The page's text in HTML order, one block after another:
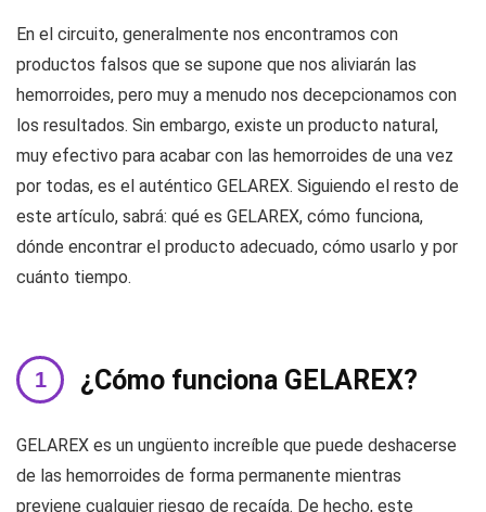
En el circuito, generalmente nos encontramos con
productos falsos que se supone que nos aliviarán las
hemorroides, pero muy a menudo nos decepcionamos con
los resultados. Sin embargo, existe un producto natural,
muy efectivo para acabar con las hemorroides de una vez
por todas, es el auténtico GELAREX. Siguiendo el resto de
este artículo, sabrá: qué es GELAREX, cómo funciona,
dónde encontrar el producto adecuado, cómo usarlo y por
cuánto tiempo.
¿Cómo funciona GELAREX?
GELAREX es un ungüento increíble que puede deshacerse
de las hemorroides de forma permanente mientras
previene cualquier riesgo de recaída. De hecho, este